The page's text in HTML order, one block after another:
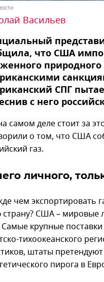
Васильев
что США
природного
СПГ
с него
самом деле стоит за
о том, что США
газ.
личного,
чем экспортировать
страну? США –
Самые крупные
тихоокеанского
штаты
пирога в